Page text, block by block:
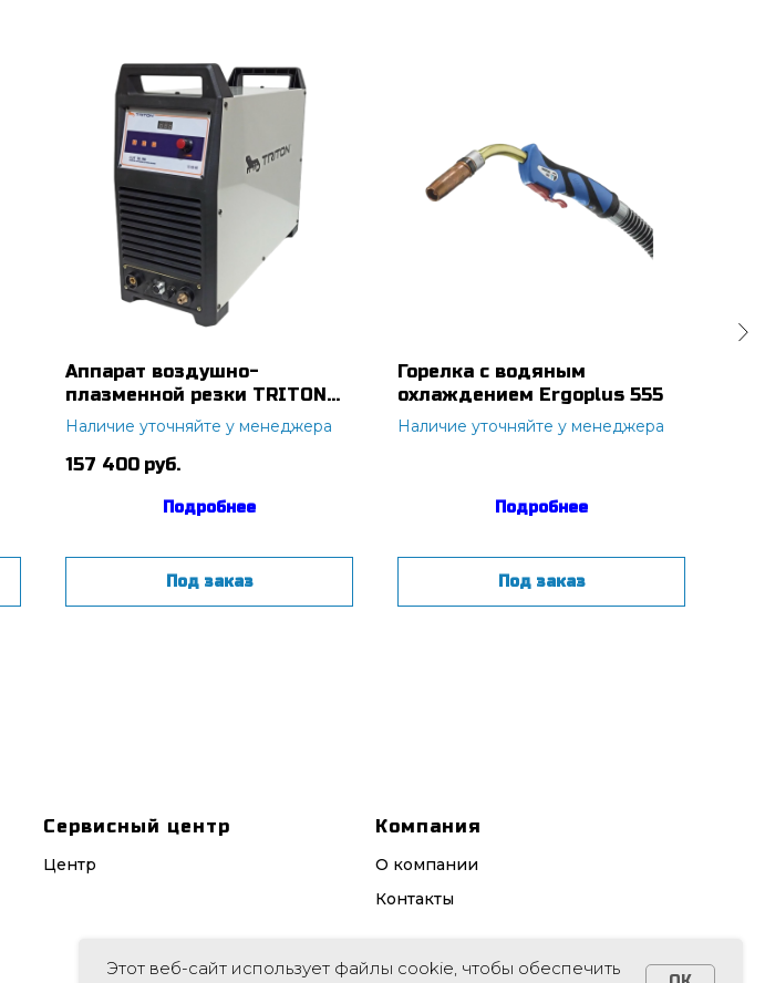
Этот веб-сайт использует файлы cookie, чтобы обеспечить
Аппарат воздушно-
плазменной резки TRITON
CUT 70 PN
Наличие уточняйте у менеджера
157 400 руб.
Подробнее
Под заказ
Горелка с водяным
охлаждением Ergoplus 555
Наличие уточняйте у менеджера
Подробнее
Под заказ
Сервисный центр
Центр
Компания
О компании
Контакты